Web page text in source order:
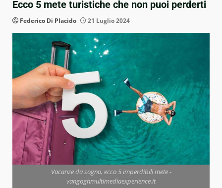
Ecco 5 mete turistiche che non puoi perderti
Federico Di Placido 21 Luglio 2024
Vacanze da sogno, ecco 5 imperdibili mete -
vangoghmultimediaexperience.it